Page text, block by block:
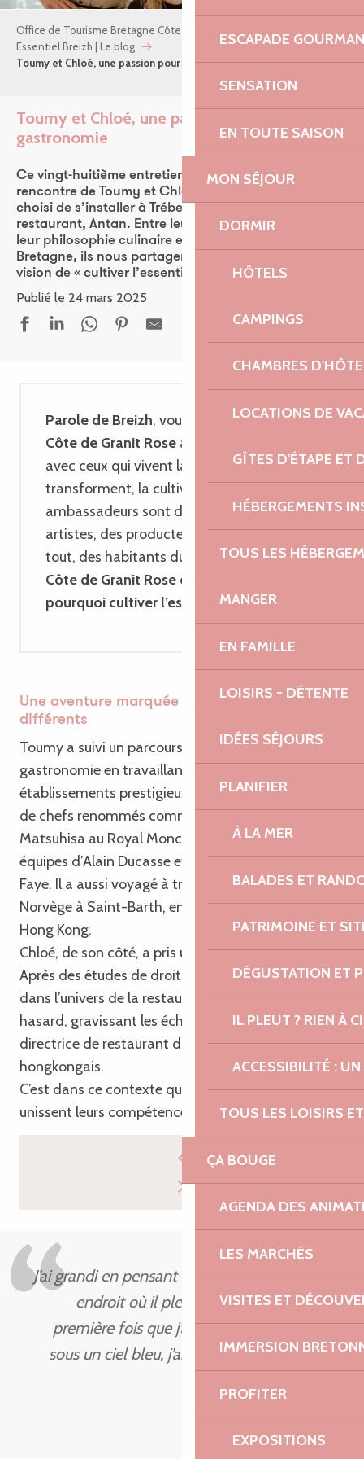
ESCAPADE
SENSATION
EN TOUTE SAISON
MON SÉJOUR
DORMIR
HÔTELS
CAMPINGS
CHAMBRES
LOCATIONS DE
GÎTES D'ÉTAPE ET
HÉBERGEMENTS
TOUS LES
MANGER
EN FAMILLE
LOISIRS - DÉTENTE
IDÉES SÉJOURS
PLANIFIER
À LA MER
BALADES ET
PATRIMOINE ET
DÉGUSTATION ET
IL PLEUT ? RIEN À
ACCESSIBILITÉ :
TOUS LES LOISIRS
ÇA BOUGE
AGENDA DES
LES MARCHÉS
VISITES ET
IMMERSION
PROFITER
EXPOSITIONS
Office de Tourisme Bretagne Côte de Granit Rose
Essentiel Breizh | Le blog
Toumy et Chloé, une passion pour la gastronomie
Toumy et Chloé, une passion pour la
gastronomie
Ce vingt-huitième entretien nous emmène à la
rencontre de Toumy et Chloé, un duo inspirant qui a
choisi de s’installer à Trébeurden pour y ouvrir leur
restaurant, Antan. Entre leurs parcours atypiques,
leur philosophie culinaire et leur amour pour la
Bretagne, ils nous partagent leur histoire et leur
vision de « cultiver l’essentiel ».
Publié le 24 mars 2025
Parole de Breizh, vous invite à découvrirla
Côte de Granit Rose au fil de rencontres
avec ceux qui vivent la Bretagne, la
transforment, la cultivent. Ces
ambassadeurs sont des artisans, des
artistes, des producteurs… mais avant
tout, des habitants du Trégor.Ils aiment la
Côte de Granit Rose et vous expliquent
pourquoi cultiver l’essentiel !
Une aventure marquée par des chemins
différents
Toumy a suivi un parcours classique dans la
gastronomie en travaillant dans des
établissements prestigieux notamment aux côtés
de chefs renommés comme Hideki Endo pour Nobu
Matsuhisa au Royal Monceau, ou encore dans les
équipes d’Alain Ducasse et pour le chef Arnaud
Faye. Il a aussi voyagé à travers le monde : de la
Norvège à Saint-Barth, en passant par Tokyo et
Hong Kong.
Chloé, de son côté, a pris un chemin plus inattendu.
Après des études de droit à Paris, elle a plongé
dans l’univers de la restauration presque par
hasard, gravissant les échelons jusqu’à devenir
directrice de restaurant dans un groupe
hongkongais.
C’est dans ce contexte qu’ils se rencontrent et
unissent leurs compétences et leurs ambitions.
J’ai grandi en pensant que la Bretagne était un
endroit où il pleuvait sans cesse. Mais la
première fois que j’ai découvert Trébeurden
sous un ciel bleu, j’ai su que cet endroit était